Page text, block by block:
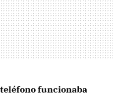
funcionaba